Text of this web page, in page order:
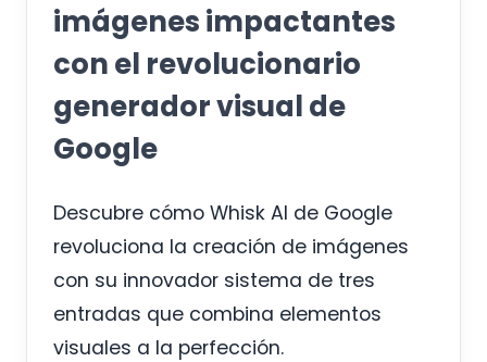
imágenes impactantes
con el revolucionario
generador visual de
Google
Descubre cómo Whisk AI de Google
revoluciona la creación de imágenes
con su innovador sistema de tres
entradas que combina elementos
visuales a la perfección.